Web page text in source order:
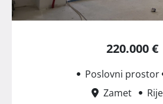
220.000 €
Poslovni prostor
Zamet